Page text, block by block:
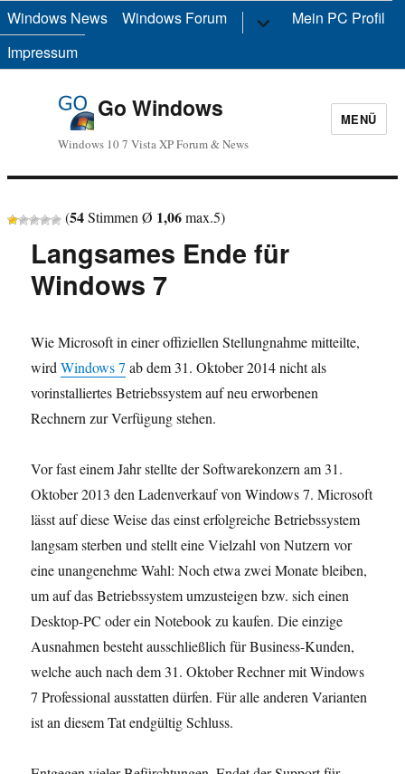
Windows News Windows Forum Untermenü
anzeigen
Mein PC Profil
Impressum
Go Windows
Windows 10 7 Vista XP Forum & News
MENÜ
(54Stimmen Ø 1,06max.5)
Langsames Ende für
Windows 7
Wie Microsoft in einer offiziellen Stellungnahme mitteilte,
wirdWindows 7 ab dem 31. Oktober 2014 nicht als
vorinstalliertes Betriebssystem auf neu erworbenen
Rechnern zur Verfügung stehen.
Vor fast einem Jahr stellte der Softwarekonzern am 31.
Oktober 2013 den Ladenverkauf von Windows 7. Microsoft
lässt auf diese Weise das einst erfolgreiche Betriebssystem
langsam sterben und stellt eine Vielzahl von Nutzern vor
eine unangenehme Wahl: Noch etwa zwei Monate bleiben,
um auf das Betriebssystem umzusteigen bzw. sich einen
Desktop-PC oder ein Notebook zu kaufen. Die einzige
Ausnahmen besteht ausschließlich für Business-Kunden,
welche auch nach dem 31. Oktober Rechner mit Windows
7 Professional ausstatten dürfen. Für alle anderen Varianten
ist an diesem Tat endgültig Schluss.